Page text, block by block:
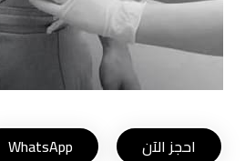
احجز الآن WhatsApp